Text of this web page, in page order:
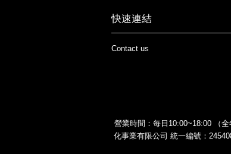
快速連結
Contact us
營業時間：每日10:00~18:00 （
化事業有限公司 統一編號：